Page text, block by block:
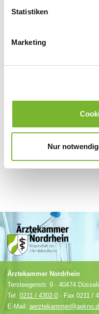
Statistiken
Marketing
Nur
Mail:
Für weitere Informationen
Ärztekammer Nordrhein
Tersteegenstr. 9 · 40474
Tel. 0211 / 4302-0 · Fax 0211 /
E-Mail: